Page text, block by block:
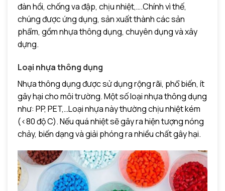
đàn hồi, chống va đập, chịu nhiệt,….Chính vì thế,
chúng được ứng dụng, sản xuất thành các sản
phẩm, gồm nhựa thông dụng, chuyên dụng và xây
dựng.
Loại nhựa thông dụng
Nhựa thông dụng được sử dụng rộng rãi, phổ biến, ít
gây hại cho môi trường. Một số loại nhựa thông dụng
như: PP, PET,…Loại nhựa này thường chịu nhiệt kém
(<80 độ C). Nếu quá nhiệt sẽ gây ra hiện tượng nóng
chảy, biến dạng và giải phóng ra nhiều chất gây hại.